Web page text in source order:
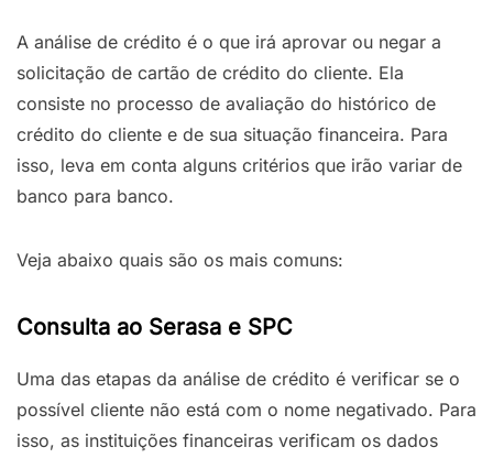
A análise de crédito é o que irá aprovar ou negar a
solicitação de cartão de crédito do cliente. Ela
consiste no processo de avaliação do histórico de
crédito do cliente e de sua situação financeira. Para
isso, leva em conta alguns critérios que irão variar de
banco para banco.
Veja abaixo quais são os mais comuns:
Consulta ao Serasa e SPC
Uma das etapas da análise de crédito é verificar se o
possível cliente não está com o nome negativado. Para
isso, as instituições financeiras verificam os dados